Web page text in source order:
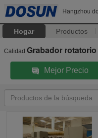
Hangzhou
Hogar Productos
Calidad Grabador
Mejor Precio